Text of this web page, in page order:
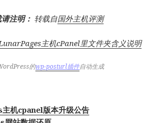
注明： 转载自国外主机评测
主机cPanel里文件夹含义说明
的wp-posturl插件自动生成
机cpanel版本升级公告